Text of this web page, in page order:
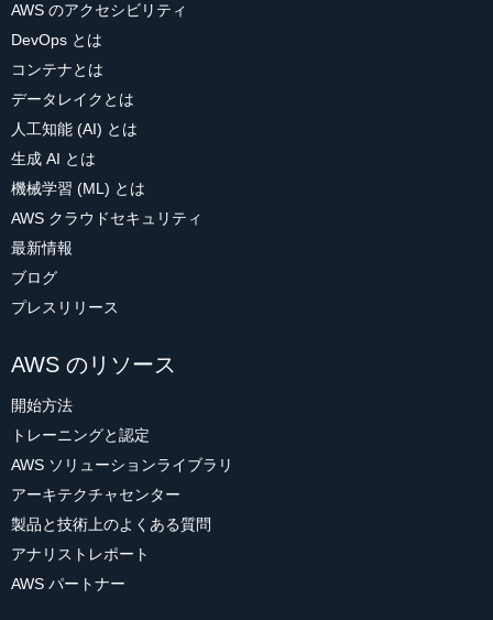
AWS のアクセシビリティ
DevOps とは
コンテナとは
データレイクとは
人工知能 (AI) とは
生成 AI とは
機械学習 (ML) とは
AWS クラウドセキュリティ
最新情報
ブログ
プレスリリース
AWS のリソース
開始方法
トレーニングと認定
AWS ソリューションライブラリ
アーキテクチャセンター
製品と技術上のよくある質問
アナリストレポート
AWS パートナー